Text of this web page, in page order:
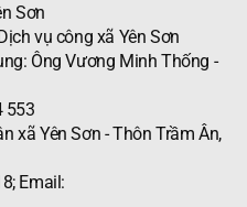
Sơn
vụ công xã Yên Sơn
Ông Vương Minh Thống -
553
xã Yên Sơn - Thôn Trầm Ân,
Email: